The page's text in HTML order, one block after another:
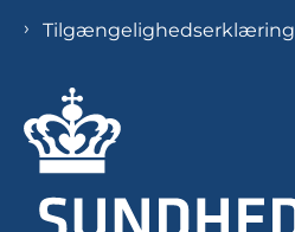
Tilgængelighedserklæring